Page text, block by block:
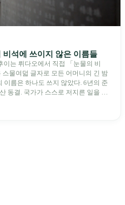
석에 쓰이지 않은 이름들
이는 뤼다오에서 직접 「눈물의 비
물여덟 글자로 모든 어머니의 긴 밤
이름은 하나도 쓰지 않았다. 6년의 준
동결. 국가가 스스로 저지른 일을 기
. 계엄 해제 39년 동안 사법 재판을